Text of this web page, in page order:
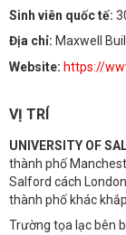
Sinh viên quốc tế:
Địa chỉ: Maxwell
Website: https://
VỊ TRÍ
UNIVERSITY OF
thành phố
Salford cách
thành phố khác
Trường tọa lạc bên